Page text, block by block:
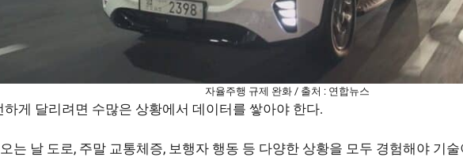
자율주행 규제 완화 / 출처 : 연합뉴스
하게 달리려면 수많은 상황에서 데이터를 쌓아야 한다.
는 날 도로, 주말 교통체증, 보행자 행동 등 다양한 상황을 모두 경험해야 기